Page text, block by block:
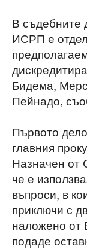
В съдебните
ИСРП е
Бидема,
Пейнадо,
Първото
главния
Назначен от
че е
въпроси, в
приключи с
наложено от
подаде